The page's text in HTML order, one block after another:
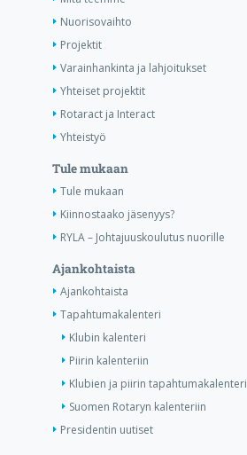
Nuorisovaihto
Projektit
Varainhankinta ja lahjoitukset
Yhteiset projektit
Rotaract ja Interact
Yhteistyö
Tule mukaan
Tule mukaan
Kiinnostaako jäsenyys?
RYLA – Johtajuuskoulutus nuorille
Ajankohtaista
Ajankohtaista
Tapahtumakalenteri
Klubin kalenteri
Piirin kalenteriin
Klubien ja piirin tapahtumakalenteri
Suomen Rotaryn kalenteriin
Presidentin uutiset